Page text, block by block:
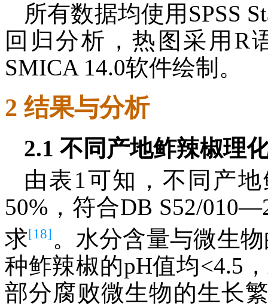
所有数据均使用SPSS
回归分析，热图采用R
SMICA 14.0软件绘制。
2 结果与分析
2.1 不同产地鲊辣椒理
由表1可知，不同产
50%，符合DB S52/
求[18] 。水分含量与微生
种鲊辣椒的pH值均<4.5
部分腐败微生物的生长